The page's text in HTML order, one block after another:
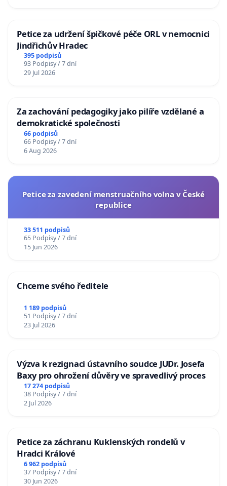
Petice za udržení špičkové péče ORL v nemocnici
Jindřichův Hradec
395 podpisů
93 Podpisy / 7 dní
29 Jul 2026
Za zachování pedagogiky jako pilíře vzdělané a
demokratické společnosti
66 podpisů
66 Podpisy / 7 dní
6 Aug 2026
Petice za zavedení menstruačního volna v České
republice
33 511 podpisů
65 Podpisy / 7 dní
15 Jun 2026
Chceme svého ředitele
1 189 podpisů
51 Podpisy / 7 dní
23 Jul 2026
Výzva k rezignaci ústavního soudce JUDr. Josefa
Baxy pro ohrožení důvěry ve spravedlivý proces
17 274 podpisů
38 Podpisy / 7 dní
2 Jul 2026
Petice za záchranu Kuklenských rondelů v
Hradci Králové
6 962 podpisů
37 Podpisy / 7 dní
30 Jun 2026